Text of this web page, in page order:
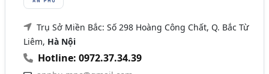
Trụ Sở Miền Bắc: Số 298 Hoàng Công Chất, Q. Bắc Từ
Liêm, Hà Nội
Hotline: 0972.37.34.39